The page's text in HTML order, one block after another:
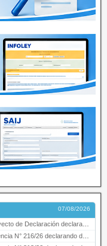
07/08/2026
de interés provincial PRESIDENCI…
de interés provincial la labor …